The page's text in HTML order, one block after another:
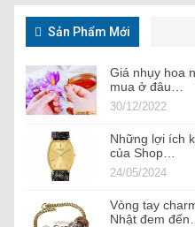
Sản Phẩm Mới
Giá nhụy hoa
mua ở đâu…
30/12/2022
Những lợi ích
của Shop…
24/05/2024
Vòng tay
Nhật đem đến…